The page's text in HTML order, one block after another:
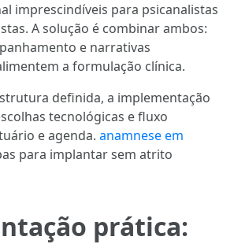
imprescindíveis para psicanalistas
A solução é combinar ambos:
e narrativas
a formulação clínica.
definida, a implementação
tecnológicas e fluxo
e agenda. anamnese em
para implantar sem atrito
prática: